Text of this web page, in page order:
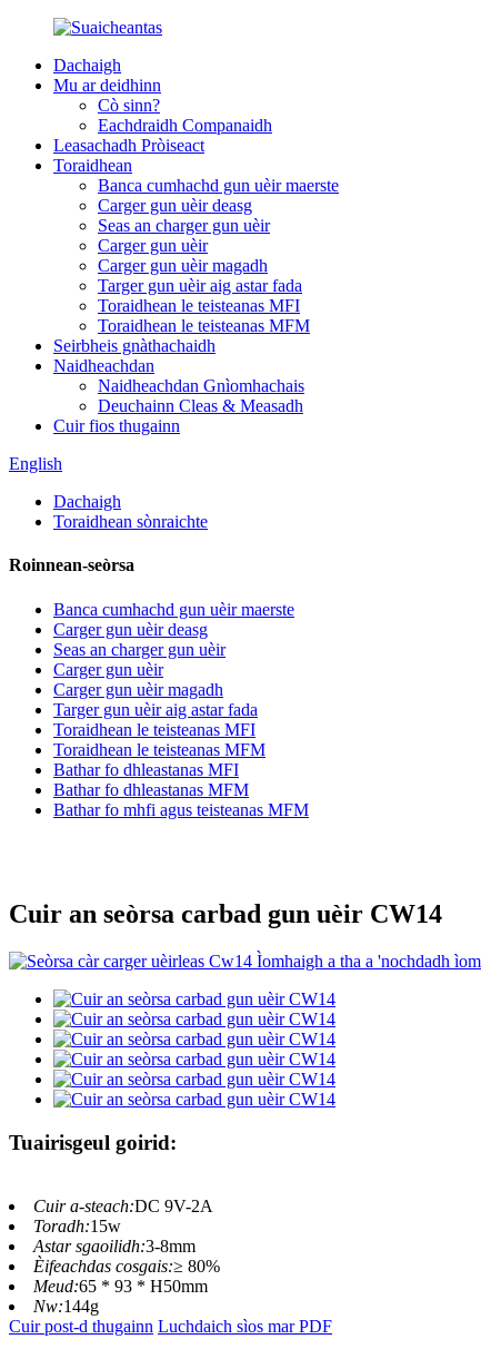
Dachaigh
Mu ar deidhinn
Cò sinn?
Eachdraidh Companaidh
Leasachadh Pròiseact
Toraidhean
Banca cumhachd gun uèir maerste
Carger gun uèir deasg
Seas an charger gun uèir
Carger gun uèir
Carger gun uèir magadh
Targer gun uèir aig astar fada
Toraidhean le teisteanas MFI
Toraidhean le teisteanas MFM
Seirbheis gnàthachaidh
Naidheachdan
Naidheachdan Gnìomhachais
Deuchainn Cleas & Measadh
Cuir fios thugainn
English
Dachaigh
Toraidhean sònraichte
Roinnean-seòrsa
Banca cumhachd gun uèir maerste
Carger gun uèir deasg
Seas an charger gun uèir
Carger gun uèir
Carger gun uèir magadh
Targer gun uèir aig astar fada
Toraidhean le teisteanas MFI
Toraidhean le teisteanas MFM
Bathar fo dhleastanas MFI
Bathar fo dhleastanas MFM
Bathar fo mhfi agus teisteanas MFM
Cuir an seòrsa carbad gun uèir CW14
Tuairisgeul goirid:
Cuir a-steach:DC 9V-2A
Toradh:15w
Astar sgaoilidh:3-8mm
Èifeachdas cosgais:≥ 80%
Meud:65 * 93 * H50mm
Nw:144g
Cuir post-d thugainn Luchdaich sìos mar PDF